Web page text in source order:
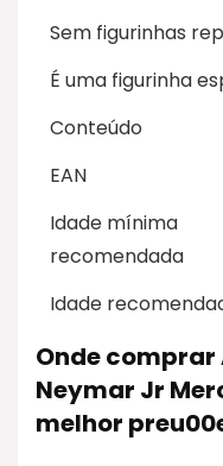
Sem figurinhas
É uma figurinha
Conteúdo
EAN
Idade mínima
recomendada
Idade
Onde
Neymar Jr
melhor